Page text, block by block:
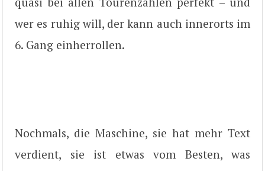
wer es ruhig will, der kann auch innerorts im
6. Gang einherrollen.
Nochmals, die Maschine, sie hat mehr Text
verdient, sie ist etwas vom Besten, was